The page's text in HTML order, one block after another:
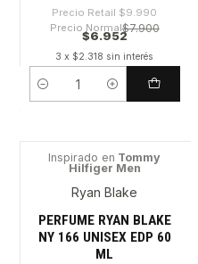
Precio Retail $9.990
Precio Normal$7.900
$6.952
3 x $2.318 sin interés
Cantidad
Inspirado en Tommy
Hilfiger Men
Ryan Blake
PERFUME RYAN BLAKE
NY 166 UNISEX EDP 60
ML